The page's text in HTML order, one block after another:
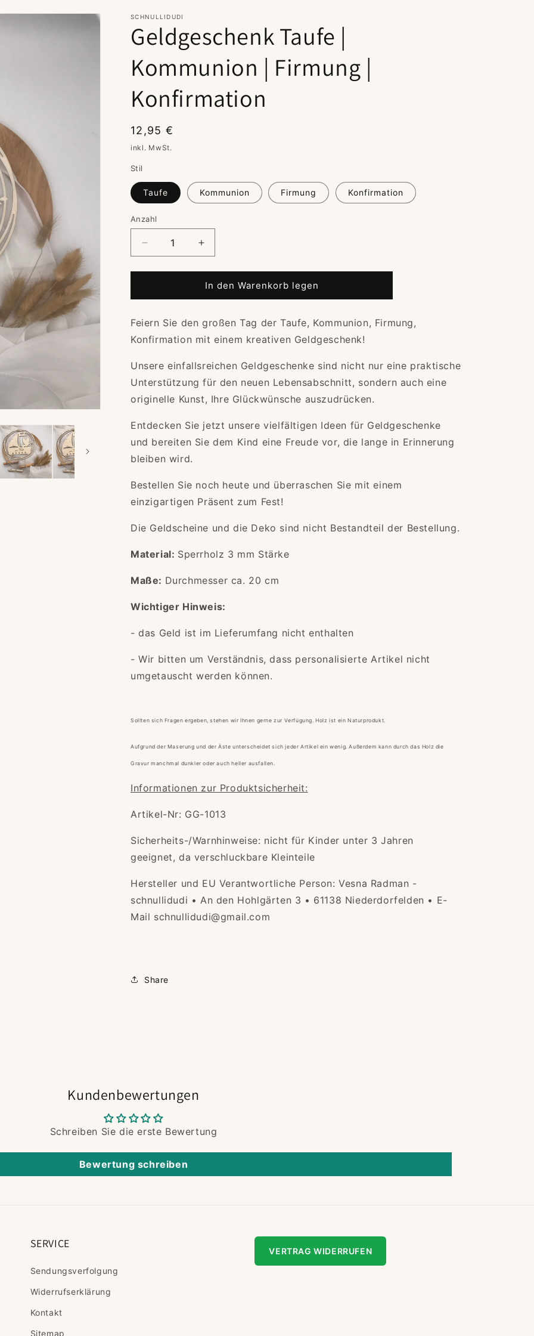
SCHNULLIDUDI
Geldgeschenk Taufe |
Kommunion | Firmung |
Konfirmation
Normaler
Preis
12,95 €
inkl. MwSt.
Stil
Taufe Kommunion Firmung Konfirmation
Anzahl
Verringere
die
Menge
Geldgeschenk
|
Kommunion
Firmung
|
Konfirmation
Erhöhe
die
Menge
für
Geldgeschenk
|
Kommunion
Firmung
|
Konfirmation
In den Warenkorb legen
Feiern Sie den großen Tag der Taufe, Kommunion, Firmung,
Konfirmation mit einem kreativen Geldgeschenk!
Unsere einfallsreichen Geldgeschenke sind nicht nur eine praktische
Unterstützung für den neuen Lebensabschnitt, sondern auch eine
originelle Kunst, Ihre Glückwünsche auszudrücken.
Entdecken Sie jetzt unsere vielfältigen Ideen für Geldgeschenke
und bereiten Sie dem Kind eine Freude vor, die lange in Erinnerung
bleiben wird.
Bestellen Sie noch heute und überraschen Sie mit einem
einzigartigen Präsent zum Fest!
Die Geldscheine und die Deko sind nicht Bestandteil der Bestellung.
Material: Sperrholz 3 mm Stärke
Maße: Durchmesser ca. 20 cm
Wichtiger Hinweis:
- das Geld ist im Lieferumfang nicht enthalten
- Wir bitten um Verständnis, dass personalisierte Artikel nicht
umgetauscht werden können.
Sollten sich Fragen ergeben, stehen wir Ihnen gerne zur Verfügung. Holz ist ein Naturprodukt.
Aufgrund der Maserung und der Äste unterscheidet sich jeder Artikel ein wenig. Außerdem kann durch das Holz die
Gravur manchmal dunkler oder auch heller ausfallen.
Informationen zur Produktsicherheit:
Artikel-Nr: GG-1013
Sicherheits-/Warnhinweise: nicht für Kinder unter 3 Jahren
geeignet, da verschluckbare Kleinteile
Hersteller und EU Verantwortliche Person: Vesna Radman -
schnullidudi • An den Hohlgärten 3 • 61138 Niederdorfelden • E-
Mail schnullidudi@gmail.com
Share
Kundenbewertungen
Schreiben Sie die erste Bewertung
Bewertung schreiben
SERVICE
Sendungsverfolgung
Widerrufserklärung
Kontakt
Sitemap
VERTRAG WIDERRUFEN